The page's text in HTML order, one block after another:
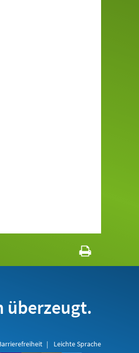
überzeugt.
Leichte Sprache